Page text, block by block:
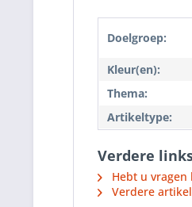
Doelgroep:
Kleur(en):
Thema:
Artikeltype:
Verdere
Hebt u
Verdere